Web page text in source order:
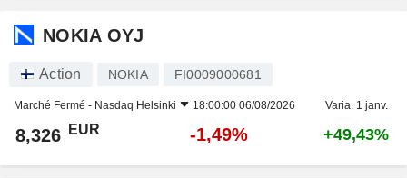
NOKIA OYJ
Action NOKIA FI0009000681
Marché Fermé - Nasdaq Helsinki 18:00:00 06/08/2026 Varia. 1 janv.
8,326 EUR -1,49% +49,43%